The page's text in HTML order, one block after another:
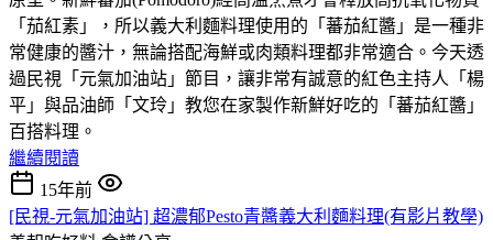
「茄紅素」，所以義大利麵料理使用的「蕃茄紅醬」是一種非
常健康的醬汁，無論搭配海鮮或肉類料理都非常適合。今天透
過民視「元氣加油站」節目，讓非常有誠意的紅色主持人「楊
平」與品油師「文玲」教您在家製作新鮮好吃的「蕃茄紅醬」
百搭料理。
繼續閱讀
15年前
[民視-元氣加油站] 超濃郁Pesto青醬義大利麵料理(有影片教學)